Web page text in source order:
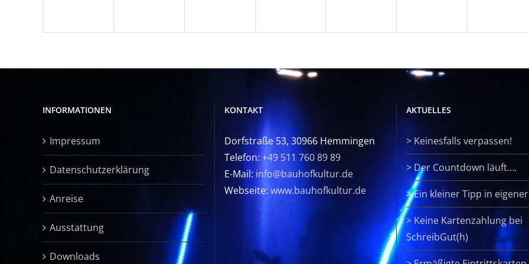
INFORMATIONEN
Impressum
Datenschutzerklärung
Anreise
Ausstattung
Downloads
KONTAKT
Dorfstraße 53, 30966 Hemmingen
Telefon: +49 511 760 89 89
E-Mail: info@bauhofkultur.de
Webseite: www.bauhofkultur.de
AKTUELLES
> Keinesfalls verpassen!
>Der Countdown läuft….
>Ein kleiner Tipp in
> Keine Kartenzahlung bei
SchreibGut(h)